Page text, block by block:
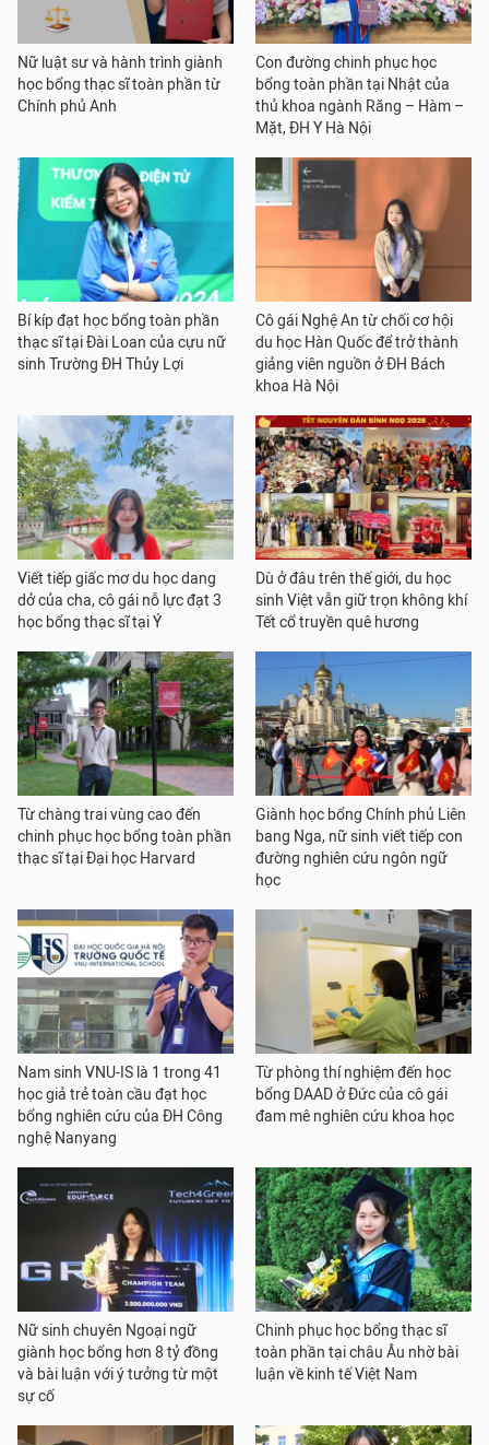
Nữ luật sư và hành trình giành
học bổng thạc sĩ toàn phần từ
Chính phủ Anh
Con đường chinh phục học
bổng toàn phần tại Nhật của
thủ khoa ngành Răng – Hàm –
Mặt, ĐH Y Hà Nội
Bí kíp đạt học bổng toàn phần
thạc sĩ tại Đài Loan của cựu nữ
sinh Trường ĐH Thủy Lợi
Cô gái Nghệ An từ chối cơ hội
du học Hàn Quốc để trở thành
giảng viên nguồn ở ĐH Bách
khoa Hà Nội
Viết tiếp giấc mơ du học dang
dở của cha, cô gái nỗ lực đạt 3
học bổng thạc sĩ tại Ý
Dù ở đâu trên thế giới, du học
sinh Việt vẫn giữ trọn không khí
Tết cổ truyền quê hương
Từ chàng trai vùng cao đến
chinh phục học bổng toàn phần
thạc sĩ tại Đại học Harvard
Giành học bổng Chính phủ Liên
bang Nga, nữ sinh viết tiếp con
đường nghiên cứu ngôn ngữ
học
Nam sinh VNU-IS là 1 trong 41
học giả trẻ toàn cầu đạt học
bổng nghiên cứu của ĐH Công
nghệ Nanyang
Từ phòng thí nghiệm đến học
bổng DAAD ở Đức của cô gái
đam mê nghiên cứu khoa học
Nữ sinh chuyên Ngoại ngữ
giành học bổng hơn 8 tỷ đồng
và bài luận với ý tưởng từ một
sự cố
Chinh phục học bổng thạc sĩ
toàn phần tại châu Âu nhờ bài
luận về kinh tế Việt Nam